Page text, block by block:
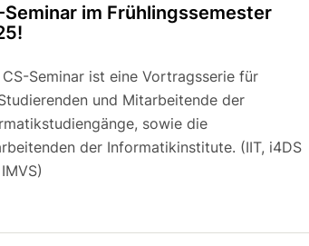
Seminar im Frühlingssemester
CS-Seminar ist eine Vortragsserie für
und Mitarbeitende der
sowie die
der Informatikinstitute. (IIT, i4DS